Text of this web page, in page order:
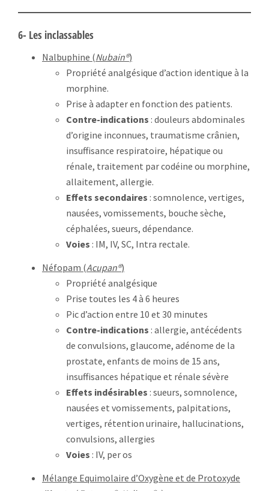
6- Les inclassables
Nalbuphine (Nubain®)
Propriété analgésique d’action identique à la
morphine.
Prise à adapter en fonction des patients.
Contre-indications : douleurs abdominales
d’origine inconnues, traumatisme crânien,
insuffisance respiratoire, hépatique ou
rénale, traitement par codéine ou morphine,
allaitement, allergie.
Effets secondaires : somnolence, vertiges,
nausées, vomissements, bouche sèche,
céphalées, sueurs, dépendance.
Voies : IM, IV, SC, Intra rectale.
Néfopam (Acupan®)
Propriété analgésique
Prise toutes les 4 à 6 heures
Pic d’action entre 10 et 30 minutes
Contre-indications : allergie, antécédents
de convulsions, glaucome, adénome de la
prostate, enfants de moins de 15 ans,
insuffisances hépatique et rénale sévère
Effets indésirables : sueurs, somnolence,
nausées et vomissements, palpitations,
vertiges, rétention urinaire, hallucinations,
convulsions, allergies
Voies : IV, per os
Mélange Equimolaire d’Oxygène et de Protoxyde